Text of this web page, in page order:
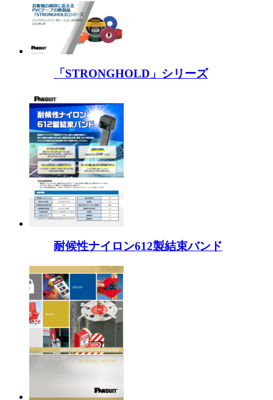
「STRONGHOLD」シリーズ
耐候性ナイロン612製結束バンド